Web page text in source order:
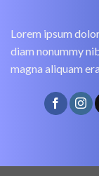
Lorem ipsum
diam nonummy
magna aliquam